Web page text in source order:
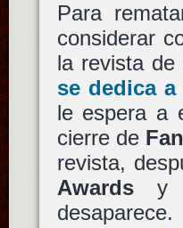
Para
considerar
la revista
se dedica
le espera a
cierre de
revista,
Awardsy